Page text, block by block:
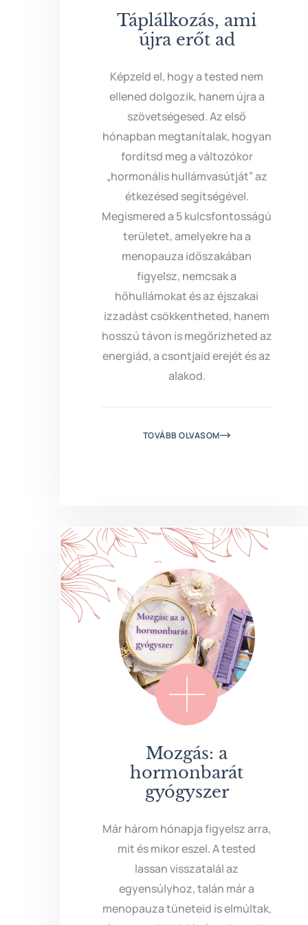
Táplálkozás, ami
újra erőt ad
Képzeld el, hogy a tested nem
ellened dolgozik, hanem újra a
szövetségesed. Az első
hónapban megtanítalak, hogyan
fordítsd meg a változókor
„hormonális hullámvasútját” az
étkezésed segítségével.
Megismered a 5 kulcsfontosságú
területet, amelyekre ha a
menopauza időszakában
figyelsz, nemcsak a
hőhullámokat és az éjszakai
izzadást csökkentheted, hanem
hosszú távon is megőrizheted az
energiád, a csontjaid erejét és az
alakod.
TOVÁBB OLVASOM
Mozgás: a
hormonbarát
gyógyszer
Már három hónapja figyelsz arra,
mit és mikor eszel. A tested
lassan visszatalál az
egyensúlyhoz, talán már a
menopauza tüneteid is elmúltak,